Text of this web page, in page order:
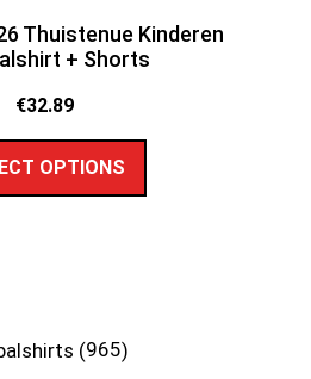
Thuistenue Kinderen
+ Shorts
€32.89
OPTIONS
965